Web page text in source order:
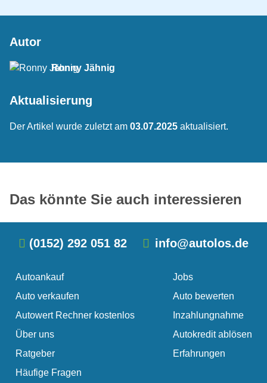
Autor
Ronny Jähnig
Aktualisierung
Der Artikel wurde zuletzt am 03.07.2025 aktualisiert.
Das könnte Sie auch interessieren
verkaufen
Autowert Rechner kostenlos
(0152) 292 051 82 info@autolos.de
Autoankauf
Auto verkaufen
Autowert Rechner kostenlos
Über uns
Ratgeber
Häufige Fragen
Jobs
Auto bewerten
Inzahlungnahme
Autokredit ablösen
Erfahrungen